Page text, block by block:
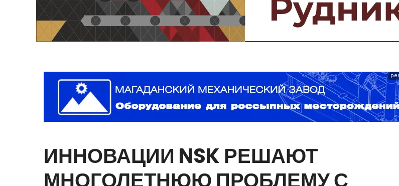
Предприятия и компании
Интервью
Выставки, Конференции
ИННОВАЦИИ NSKРЕШАЮТ